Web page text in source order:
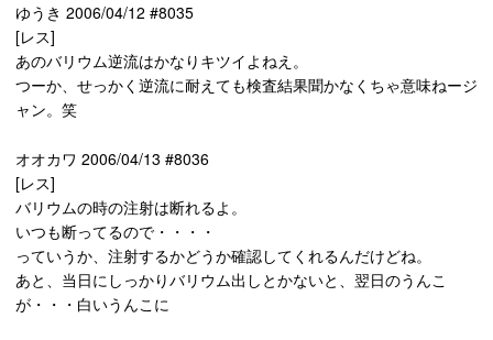
ゆうき 2006/04/12 #8035
[レス]
あのバリウム逆流はかなりキツイよねえ。
つーか、せっかく逆流に耐えても検査結果聞かなくちゃ意味ねージ
ャン。笑
オオカワ 2006/04/13 #8036
[レス]
バリウムの時の注射は断れるよ。
いつも断ってるので・・・・
っていうか、注射するかどうか確認してくれるんだけどね。
あと、当日にしっかりバリウム出しとかないと、翌日のうんこ
が・・・白いうんこに